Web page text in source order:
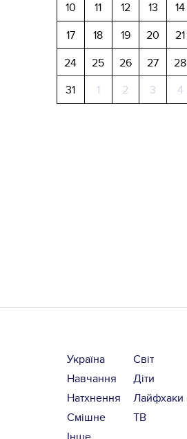
10
11 12 13 14
17
18 19 20 21
24
25 26 27 28
31
1 2 3 4
Україна
Світ
Навчання
Діти
Натхнення
Лайфхаки
Смішне
ТВ